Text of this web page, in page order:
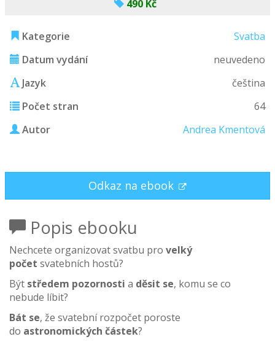
490 Kč
Kategorie
Svatba
Datum vydání
neuvedeno
Jazyk
čeština
Počet stran
64
Autor
Andrea Kmentová
Odkaz na ebook
Popis ebooku
Nechcete organizovat svatbu pro velký
počet svatebních hostů?
Být středem pozornosti a děsit se, komu se co
nebude líbit?
Bát se, že svatební rozpočet poroste
do astronomických částek?